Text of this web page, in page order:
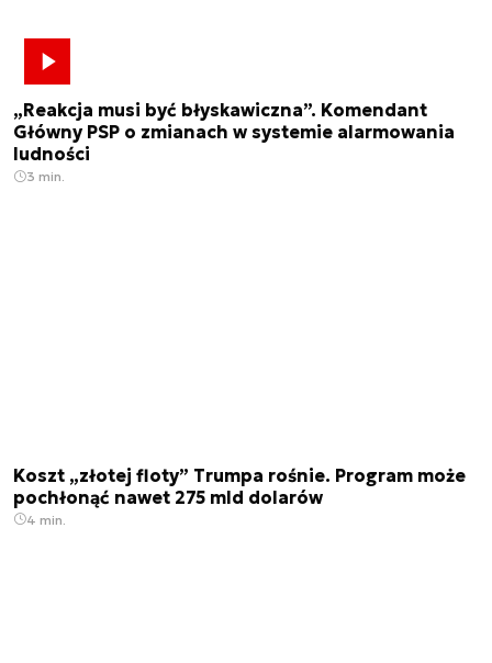
„Reakcja musi być błyskawiczna”. Komendant
Główny PSP o zmianach w systemie alarmowania
ludności
3 min.
Koszt „złotej floty” Trumpa rośnie. Program może
pochłonąć nawet 275 mld dolarów
4 min.